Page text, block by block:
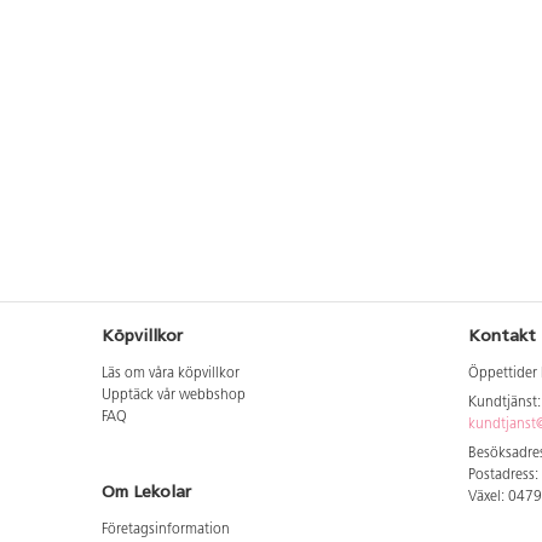
Köpvillkor
Läs om våra köpvillkor
Upptäck vår webbshop
FAQ
Om Lekolar
Företagsinformation
Kontakt
Öppettider
Växel: